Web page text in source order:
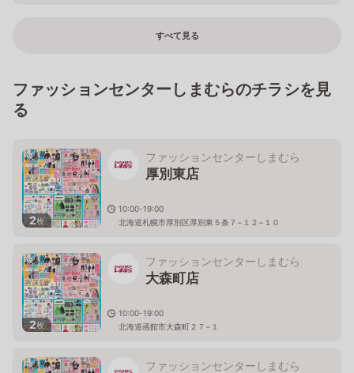
すべて見る
ファッションセンターしまむらのチラシを見
る
2枚
ファッションセンターしまむら
厚別東店
10:00-19:00
北海道札幌市厚別区厚別東５条７−１２−１０
2枚
ファッションセンターしまむら
大森町店
10:00-19:00
北海道函館市大森町２７−１
ファッションセンターしまむら